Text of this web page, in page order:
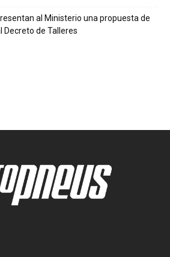
al Ministerio una propuesta de
Decreto de Talleres